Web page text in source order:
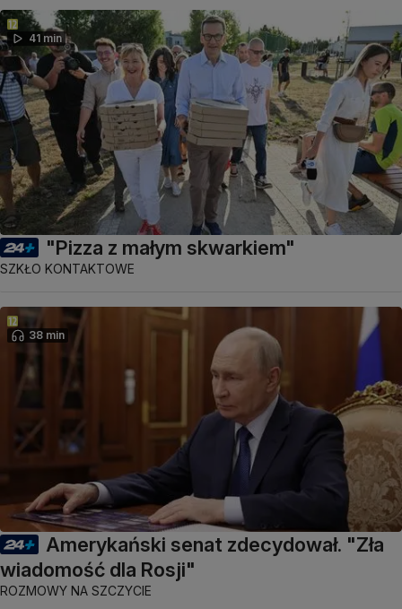
41 min
"Pizza z małym skwarkiem"
SZKŁO KONTAKTOWE
38 min
Amerykański senat zdecydował. "Zła
wiadomość dla Rosji"
ROZMOWY NA SZCZYCIE